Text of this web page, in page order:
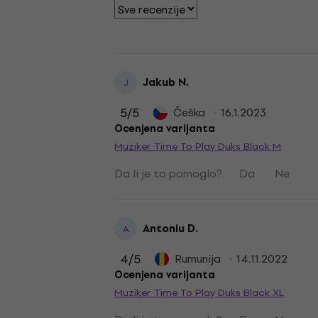
J Jakub N.
5/5 Češka 16.1.2023
Ocenjena varijanta
Muziker Time To Play Duks Black M
Da li je to pomoglo? Da Ne
A Antoniu D.
4/5 Rumunija 14.11.2022
Ocenjena varijanta
Muziker Time To Play Duks Black XL